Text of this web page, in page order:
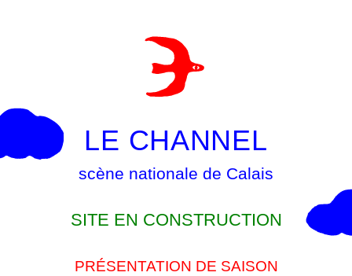
LE CHANNEL
scène nationale de Calais
SITE EN CONSTRUCTION
PRÉSENTATION DE SAISON